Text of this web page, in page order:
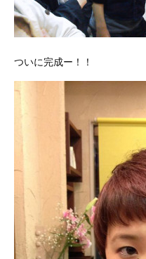
ついに完成ー！！